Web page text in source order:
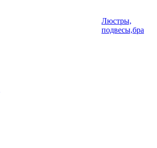
Люстры,
подвесы,бра